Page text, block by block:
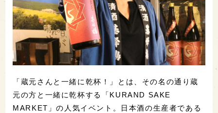
「蔵元さんと一緒に乾杯！」とは、その名の通り蔵
元の方と一緒に乾杯する「KURAND SAKE
MARKET」の人気イベント。日本酒の生産者である